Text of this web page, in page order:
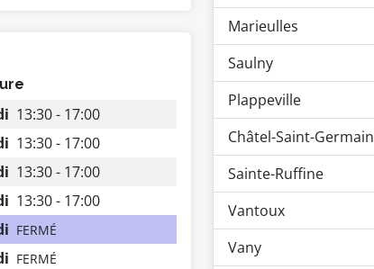
13:30 - 17:00
13:30 - 17:00
13:30 - 17:00
13:30 - 17:00
FERMÉ
FERMÉ
Marieulles
Saulny
Plappeville
Châtel-Saint-Germain
Sainte-Ruffine
Vantoux
Vany